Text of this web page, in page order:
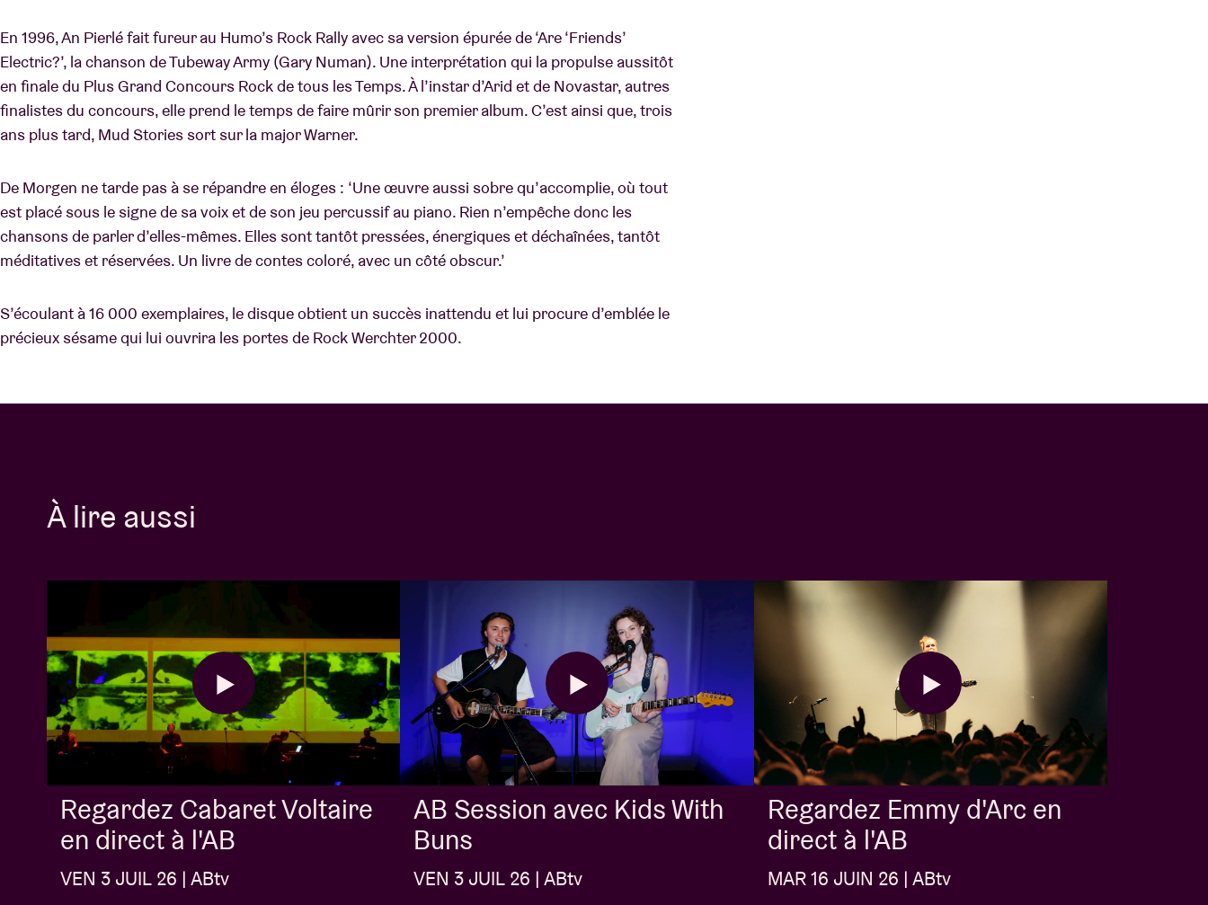
En 1996, An Pierlé fait fureur au Humo’s Rock Rally avec sa version épurée de ‘Are ‘Friends’
Electric?’, la chanson de Tubeway Army (Gary Numan). Une interprétation qui la propulse aussitôt
en finale du Plus Grand Concours Rock de tous les Temps. À l’instar d’Arid et de Novastar, autres
finalistes du concours, elle prend le temps de faire mûrir son premier album. C’est ainsi que, trois
ans plus tard, Mud Stories sort sur la major Warner.
De Morgen ne tarde pas à se répandre en éloges : ‘Une œuvre aussi sobre qu’accomplie, où tout
est placé sous le signe de sa voix et de son jeu percussif au piano. Rien n’empêche donc les
chansons de parler d’elles-mêmes. Elles sont tantôt pressées, énergiques et déchaînées, tantôt
méditatives et réservées. Un livre de contes coloré, avec un côté obscur.’
S’écoulant à 16 000 exemplaires, le disque obtient un succès inattendu et lui procure d’emblée le
précieux sésame qui lui ouvrira les portes de Rock Werchter 2000.
À lire aussi
Regardez Cabaret Voltaire
en direct à l'AB
VEN 3 JUIL 26 | ABtv
AB Session avec Kids With
Buns
VEN 3 JUIL 26 | ABtv
Regardez Emmy d'Arc en
direct à l'AB
MAR 16 JUIN 26 | ABtv